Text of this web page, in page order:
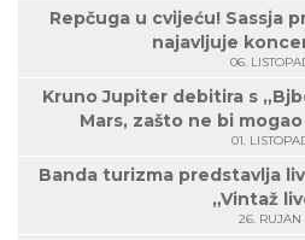
Repčuga u cvijeću! Sassja
najavljuje
06.
Kruno Jupiter debitira s
Mars, zašto ne bi
01.
Banda turizma predstavlja
„Vintaž
26. RUJAN